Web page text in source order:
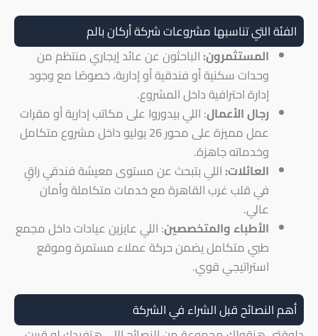
الفئة التي تناسبها مشروعات شركة أركان بالم
المستثمرون: الباحثون عن عائد إيجاري منتظم من
وحدات سكنية أو فندقية أو إدارية، خصوصًا مع وجود
إدارة احترافية داخل المشروع.
رجال الأعمال: اللي بيدوروا على مكاتب إدارية أو مقرات
عمل مميزة على محور 26 يوليو داخل مشروع متكامل
وخدماته جاهزة.
العائلات: اللي بتبحث عن مستوى معيشة فندقي راقٍ
في قلب غرب القاهرة مع خدمات متكاملة وأمان
عالي.
الأطباء والمتخصصين: اللي عايزين عيادات داخل مجمع
طبي متكامل يضمن حركة عملاء مستمرة وموقع
استراتيجي قوي.
أهم النصائح قبل الشراء في الشركة